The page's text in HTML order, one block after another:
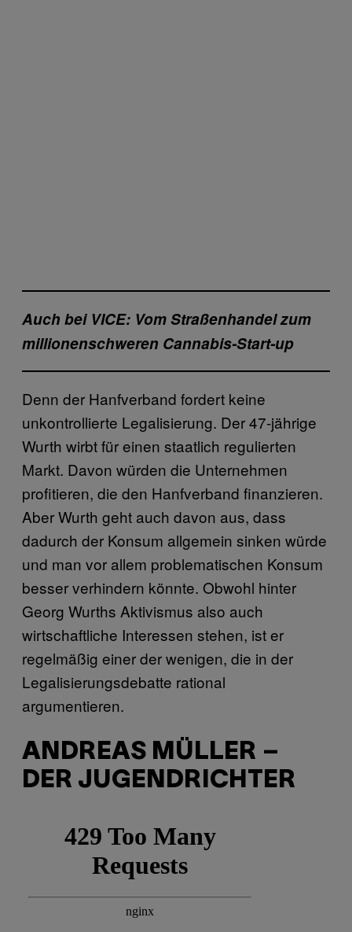
Auch bei VICE: Vom Straßenhandel zum
millionenschweren Cannabis-Start-up
Denn der Hanfverband fordert keine
unkontrollierte Legalisierung. Der 47-jährige
Wurth wirbt für einen staatlich regulierten
Markt. Davon würden die Unternehmen
profitieren, die den Hanfverband finanzieren.
Aber Wurth geht auch davon aus, dass
dadurch der Konsum allgemein sinken würde
und man vor allem problematischen Konsum
besser verhindern könnte. Obwohl hinter
Georg Wurths Aktivismus also auch
wirtschaftliche Interessen stehen, ist er
regelmäßig einer der wenigen, die in der
Legalisierungsdebatte rational
argumentieren.
ANDREAS MÜLLER –
DER JUGENDRICHTER